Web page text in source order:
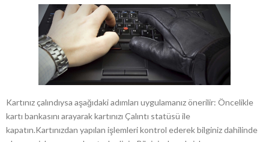
Kartınız çalındıysa aşağıdaki adımları uygulamanız önerilir: Öncelikle
kartı bankasını arayarak kartınızı Çalıntı statüsü ile
kapatın.Kartınızdan yapılan işlemleri kontrol ederek bilginiz dahilinde